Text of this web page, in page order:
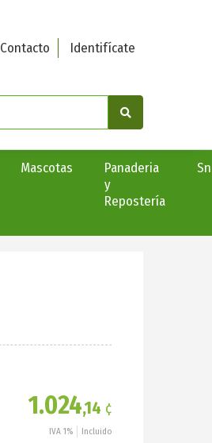
Contacto Identifícate
Mascotas
Panaderia
y
Repostería
1.024,14 ¢
IVA 1% Incluido